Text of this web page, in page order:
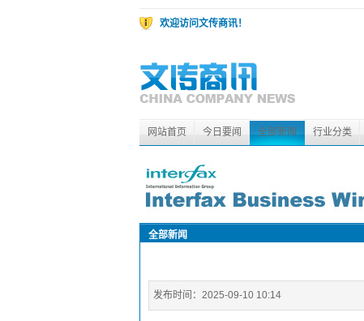
欢迎访问文传商讯！
网站首页 今日要闻 全部新闻 行业分类
全部新闻
发布时间： 2025-09-10 10:14